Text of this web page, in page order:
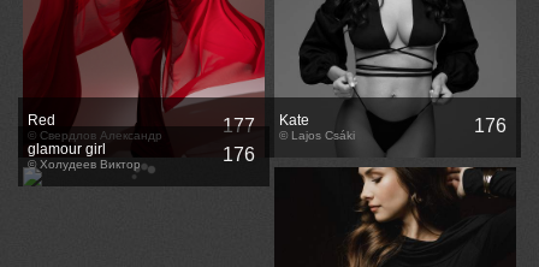
Red
© Свердлов Александр 177 Kate
© Lajos Csáki 176
glamour girl
© Холудеев Виктор 176